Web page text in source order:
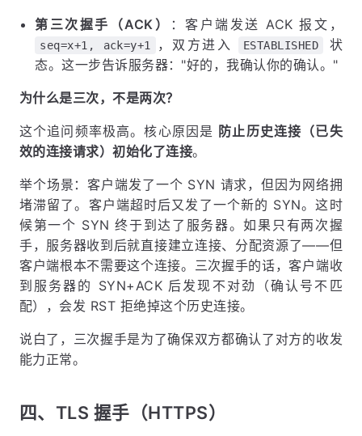
第三次握手（ACK） ：客户端发送 ACK 报文，
seq=x+1, ack=y+1 ，双方进入 ESTABLISHED
状
态。这一步告诉服务器："好的，我确认你的确认。"
为什么是三次，不是两次？
这个追问频率极高。核心原因是 防止历史连接（已失
效的连接请求）初始化了连接。
举个场景：客户端发了一个 SYN 请求，但因为网络拥
堵滞留了。客户端超时后又发了一个新的 SYN。这时
候第一个 SYN 终于到达了服务器。如果只有两次握
手，服务器收到后就直接建立连接、分配资源了——但
客户端根本不需要这个连接。三次握手的话，客户端收
到服务器的 SYN+ACK 后发现不对劲（确认号不匹
配），会发 RST 拒绝掉这个历史连接。
说白了，三次握手是为了确保双方都确认了对方的收发
能力正常。
四、TLS 握手（HTTPS）